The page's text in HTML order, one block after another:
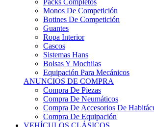
Packs Completos
Monos De Competición
Botines De Competición
Guantes
Ropa Interior
Cascos
Sistemas Hans
Bolsas Y Mochilas
Equipación Para Mecánicos
ANUNCIOS DE COMPRA
Compra De Piezas
Compra De Neumáticos
Compra De Accesorios De
Compra De Equipación
VEHÍCULOS CLÁSICOS